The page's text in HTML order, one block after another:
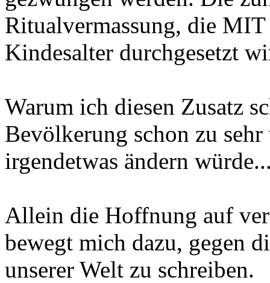
Ritualvermassung, die
Kindesalter durchgesetzt
Warum ich diesen Zusatz
Bevölkerung schon zu
irgendetwas ändern
Allein die Hoffnung auf
bewegt mich dazu, gegen
unserer Welt zu schreiben.